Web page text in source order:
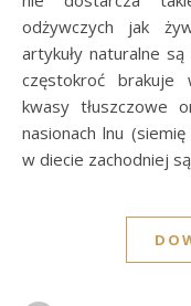
odżywczych jak
artykuły naturalne
częstokroć brakuje
kwasy tłuszczowe
nasionach lnu
w diecie zachodniej